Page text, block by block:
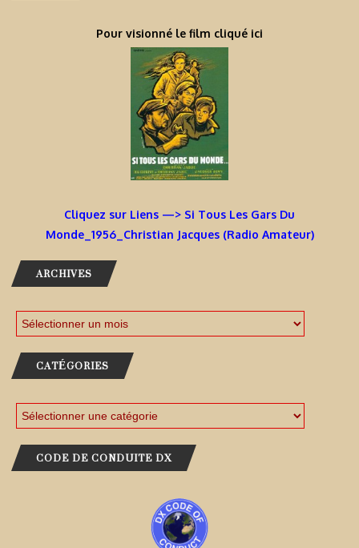
Pour visionné le film cliqué ici
Cliquez sur Liens —> Si Tous Les Gars Du
Monde_1956_Christian Jacques (Radio Amateur)
ARCHIVES
CATÉGORIES
CODE DE CONDUITE DX